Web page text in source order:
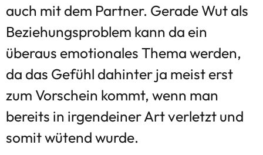
auch mit dem Partner. Gerade Wut als
Beziehungsproblem kann da ein
überaus emotionales Thema werden,
da das Gefühl dahinter ja meist erst
zum Vorschein kommt, wenn man
bereits in irgendeiner Art verletzt und
somit wütend wurde.